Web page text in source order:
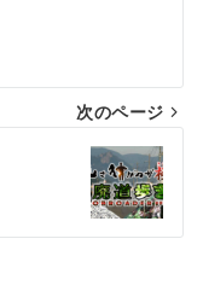
次のページ